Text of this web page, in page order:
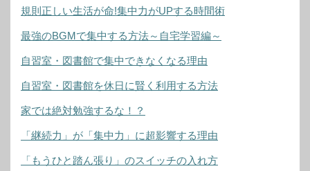
規則正しい生活が命!集中力がUPする時間術
最強のBGMで集中する方法～自宅学習編～
自習室・図書館で集中できなくなる理由
自習室・図書館を休日に賢く利用する方法
家では絶対勉強するな！？
「継続力」が「集中力」に超影響する理由
「もうひと踏ん張り」のスイッチの入れ方